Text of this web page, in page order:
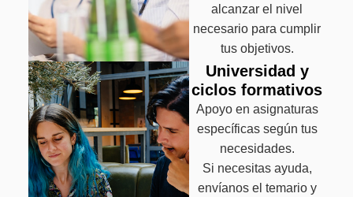
alcanzar el nivel
necesario para cumplir
tus objetivos.
Universidad y
ciclos formativos
Apoyo en asignaturas
específicas según tus
necesidades.
Si necesitas ayuda,
envíanos el temario y